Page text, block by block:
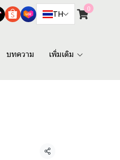
TH
0
บทความ เพิ่มเติม
แชร์